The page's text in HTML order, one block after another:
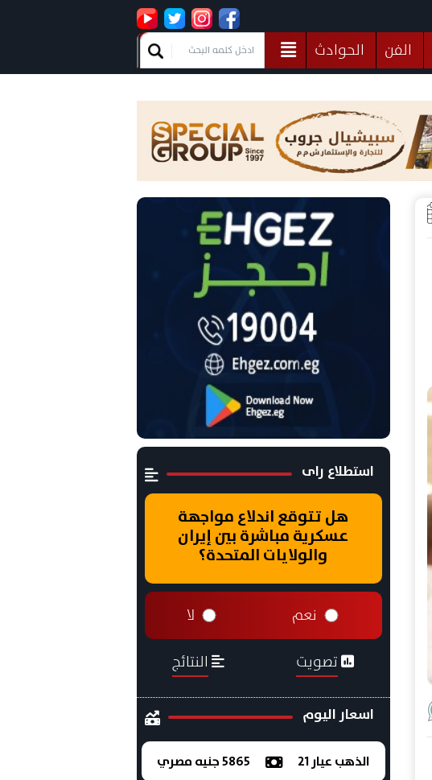
الفن
الحوادث
منوعات
استطلاع راى
هل تتوقع اندلاع مواجهة
عسكرية مباشرة بين إيران
والولايات المتحدة؟
نعم لا
تصويت النتائج
اسعار اليوم
الذهب عيار 21 5865 جنيه مصري